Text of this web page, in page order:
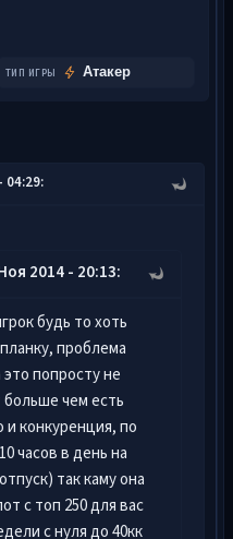
ТИП ИГРЫ Атакер
04:29:
2014 - 20:13:
будь то хоть
проблема
попросту не
больше чем есть
и конкуренция, по
часов в день на
так каму она
с топ 250 для вас
с нуля до 40кк